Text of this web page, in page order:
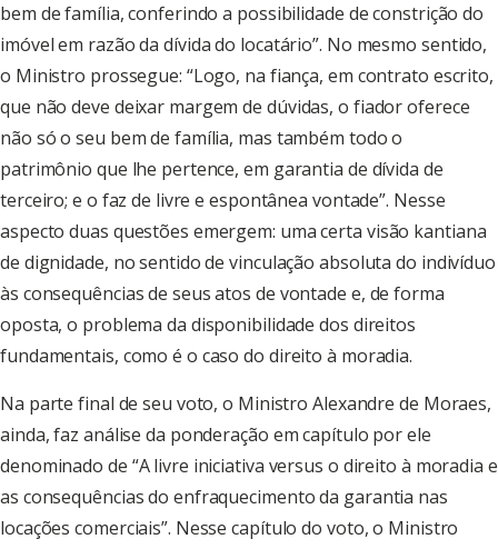
bem de família, conferindo a possibilidade de constrição do
imóvel em razão da dívida do locatário”. No mesmo sentido,
o Ministro prossegue: “Logo, na fiança, em contrato escrito,
que não deve deixar margem de dúvidas, o fiador oferece
não só o seu bem de família, mas também todo o
patrimônio que lhe pertence, em garantia de dívida de
terceiro; e o faz de livre e espontânea vontade”. Nesse
aspecto duas questões emergem: uma certa visão kantiana
de dignidade, no sentido de vinculação absoluta do indivíduo
às consequências de seus atos de vontade e, de forma
oposta, o problema da disponibilidade dos direitos
fundamentais, como é o caso do direito à moradia.
Na parte final de seu voto, o Ministro Alexandre de Moraes,
ainda, faz análise da ponderação em capítulo por ele
denominado de “A livre iniciativa versus o direito à moradia e
as consequências do enfraquecimento da garantia nas
locações comerciais”. Nesse capítulo do voto, o Ministro